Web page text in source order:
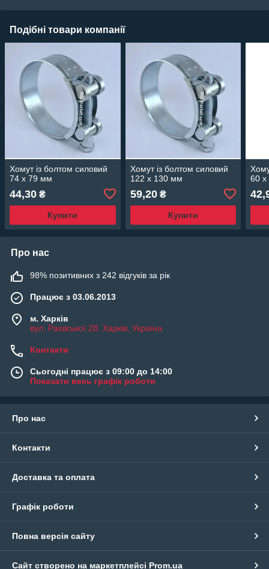
Подібні товари компанії
Хомут із болтом силовий
74 х 79 мм
44,30 ₴
Купити
Хомут із болтом силовий
122 х 130 мм
59,20₴
Купити
60
Про нас
98% позитивних з 242 відгуків за рік
Працює з 03.06.2013
м. Харків
вул. Раєвської 28, Харків, Україна
Контакти
Сьогодні працює з 09:00 до 14:00
Показати весь графік роботи
Про нас
Контакти
Доставка та оплата
Графік роботи
Повна версія сайту
Сайт створено на маркетплейсі Prom.ua